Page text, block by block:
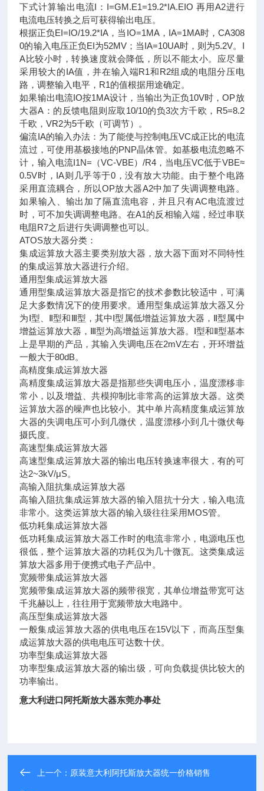
下式计算输出电流I：I=GM.E1=19.2*IA.EIO 再用A2进行
电流电压转换之后可获得输出电压。
根据正负EI=IO/19.2*IA，当IO=1MA，IA=1MA时，CA308
0的输入电压正负EI为52MV；当IA=10UA时，则为5.2V。I
A比较小时，转换速度就会降低，所以不能太小。应尽量
采用较大的IA值，并在输入端R1和R2组成的电阻分压电
路，调整输入电平，R1的值根据用途确定。
如果输出电流IO按1MA设计，当输出为正负10V时，OP放
大器A：的反馈电阻则应取10/10的负3次方千欧，R5=8.2
千欧，VR2为5千欧（可调节）。
偏流IA的输入办法：为了能使与控制电压VC成正比的电流
流过，可使用基极接地的PNP晶体管。如基极电流忽略不
计，输入电流I1N=（VC-VBE）/R4，当电压VC低于VBE≈
0.5V时，IA则几乎等于0，没有放大功能。由于整个电路
采用直流耦合，所以OP放大器A2中加了失调调整电路。
如果输入、输出加了隔直流电容，并且只有AC电流渡过
时，可不加失调调整电路。在A1的反相输入端，经过串联
电阻R7之后进行失调调整也可以。
ATOS放大器分类：
集成运算放大器主要类别放大器，放大器下面对不同特性
的集成运算放大器进行介绍。
通用型集成运算放大器
通用型集成运算放大器是指它的技术参数比较适中，可满
足大多数情况下的使用要求。通用型集成运算放大器又分
为Ⅰ型、Ⅱ型和Ⅲ型，其中Ⅰ型属低增益运算放大器，Ⅱ型属中
增益运算放大器，Ⅲ型为高增益运算放大器。Ⅰ型和Ⅱ型基本
上是早期的产品，其输入失调电压在2mV左右，开环增益
一般大于80dB。
高精度集成运算放大器
高精度集成运算放大器是指那些失调电压小，温度漂移非
常小，以及增益、共模抑制比非常高的运算放大器。这类
运算放大器的噪声也比较小。其中单片高精度集成运算放
大器的失调电压可小到几微伏，温度漂移小到几十微伏每
摄氏度。
高速型集成运算放大器
高速型集成运算放大器的输出电压转换速率很大，有的可
达2~3kV/μS。
高输入阻抗集成运算放大器
高输入阻抗集成运算放大器的输入阻抗十分大，输入电流
非常小。这类运算放大器的输入级往往采用MOS管。
低功耗集成运算放大器
低功耗集成运算放大器工作时的电流非常小，电源电压也
很低，整个运算放大器的功耗仅为几十微瓦。这类集成运
算放大器多用于便携式电子产品中。
宽频带集成运算放大器
宽频带集成运算放大器的频带很宽，其单位增益带宽可达
千兆赫以上，往往用于宽频带放大电路中。
高压型集成运算放大器
一般集成运算放大器的供电电压在15V以下，而高压型集
成运算放大器的供电电压可达数十伏。
功率型集成运算放大器
功率型集成运算放大器的输出级，可向负载提供比较大的
功率输出。
意大利进口阿托斯放大器东莞办事处
上一个： 原装意大利阿托斯放大器统一价格销售